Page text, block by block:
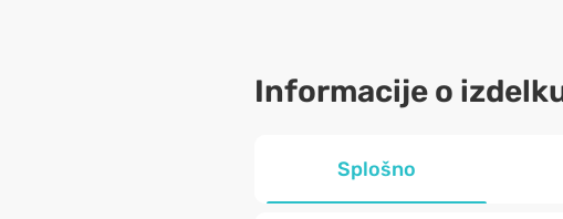
Informacije o
Splošno